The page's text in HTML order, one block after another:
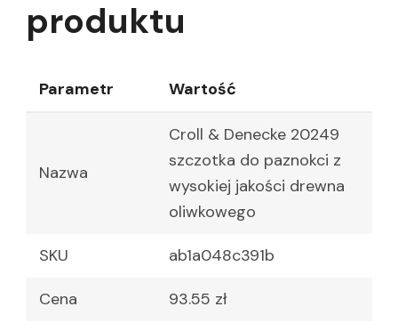
produktu
Parametr Wartość
Nazwa
Croll & Denecke 20249
szczotka do paznokci z
wysokiej jakości drewna
oliwkowego
SKU ab1a048c391b
Cena 93.55 zł